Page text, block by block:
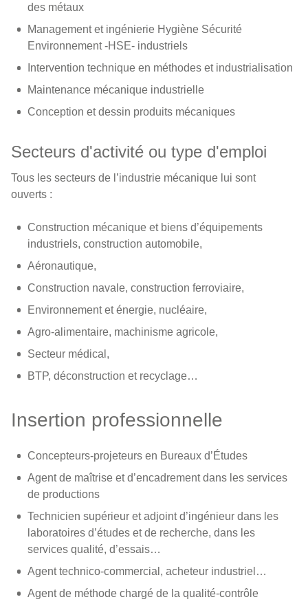
des métaux
Management et ingénierie Hygiène Sécurité
Environnement -HSE- industriels
Intervention technique en méthodes et industrialisation
Maintenance mécanique industrielle
Conception et dessin produits mécaniques
Secteurs d'activité ou type d'emploi
Tous les secteurs de l’industrie mécanique lui sont
ouverts :
Construction mécanique et biens d’équipements
industriels, construction automobile,
Aéronautique,
Construction navale, construction ferroviaire,
Environnement et énergie, nucléaire,
Agro-alimentaire, machinisme agricole,
Secteur médical,
BTP, déconstruction et recyclage…
Insertion professionnelle
Concepteurs-projeteurs en Bureaux d’Études
Agent de maîtrise et d’encadrement dans les services
de productions
Technicien supérieur et adjoint d’ingénieur dans les
laboratoires d’études et de recherche, dans les
services qualité, d’essais…
Agent technico-commercial, acheteur industriel…
Agent de méthode chargé de la qualité-contrôle